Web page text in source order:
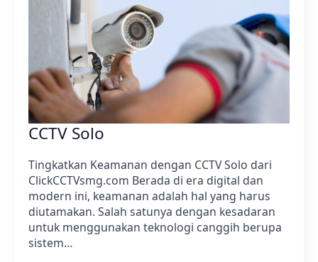
CCTV Solo
Tingkatkan Keamanan dengan CCTV Solo dari
ClickCCTVsmg.com Berada di era digital dan
modern ini, keamanan adalah hal yang harus
diutamakan. Salah satunya dengan kesadaran
untuk menggunakan teknologi canggih berupa
sistem…